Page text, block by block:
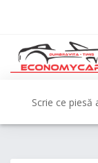
navigation
content